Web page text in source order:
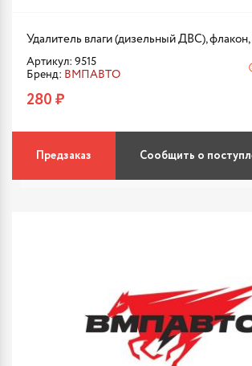
Удалитель влаги (дизельный ДВС), флакон,
Артикул: 9515
Бренд: ВМПАВТО
280 ₽
Предзаказ Сообщить о